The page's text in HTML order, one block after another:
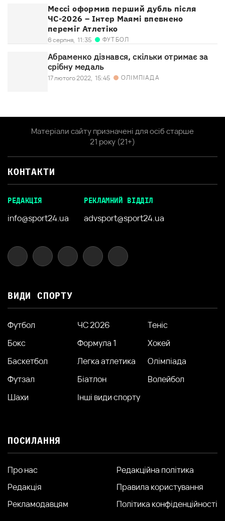
Мессі оформив перший дубль після
ЧС-2026 – Інтер Маямі впевнено
переміг Атлетіко
6 серпня, 11:35 ФУТБОЛ
Абраменко дізнався, скільки отримає за
срібну медаль
17 лютого 2022, 15:45 ОЛІМПІАДА
Матеріали сайту призначені для осіб старше
21 року (21+)
КОНТАКТИ
РЕДАКЦІЯ
info@sport24.ua
РЕКЛАМНИЙ ВІДДІЛ
advsport@sport24.ua
ВИДИ СПОРТУ
Футбол ЧС 2026
Теніс
Бокс
Формула 1
Хокей
Баскетбол
Легка атлетика
Олімпіада
Футзал
Біатлон
Волейбол
Шахи
Інші види спорту
ПОСИЛАННЯ
Про нас
Редакція
Рекламодавцям
Редакційна політика
Правила користування
Політика конфіденційності